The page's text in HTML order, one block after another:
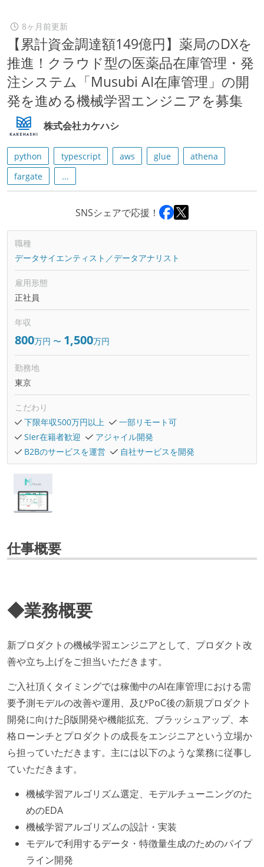
8ヶ月前更新
【累計資金調達額149億円】薬局のDXを
推進！クラウド型の医薬品在庫管理・発
注システム「Musubi AI在庫管理」の開
発を進める機械学習エンジニアを募集
株式会社カケハシ
python typescript aws glue
athena
fargate
...
SNSシェアで応援！
職種
データサイエンティスト／データアナリスト
雇用形態
正社員
年収
800万円 〜 1,500万円
勤務地
東京
こだわり
下限年収500万円以上
一部リモート可
SIer在籍者歓迎
アジャイル開発
B2Bのサービスを運営
自社サービスを開発
仕事概要
◆業務概要
新プロダクトの機械学習エンジニアとして、プロダクト改
善や立ち上げをご担当いただきます。
ご入社頂くタイミングでは稼働中のAI在庫管理における需
要予測モデルの改善や運用、及びPoC後の新規プロダクト
開発に向けたβ版開発や機能拡充、ブラッシュアップ、本
格ローンチとプロダクトの成長をエンジニアという立場か
ら担っていただきます。主には以下のような業務に従事し
ていただきます。
機械学習アルゴリズム選定、モデルチューニングのた
めのEDA
機械学習アルゴリズムの設計・実装
モデルで利用するデータ・特徴量生成のためのパイプ
ライン開発